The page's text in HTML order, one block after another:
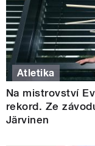
Atletika
Na mistrovství
rekord. Ze
Järvinen